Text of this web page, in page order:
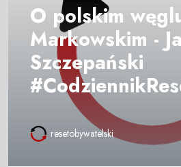
O polskim
Markowskim -
Szczepański
resetobywatelski